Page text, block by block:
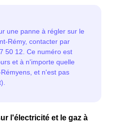
en à Saint-Rémy. ⚡💸
l'électricité et le gaz à